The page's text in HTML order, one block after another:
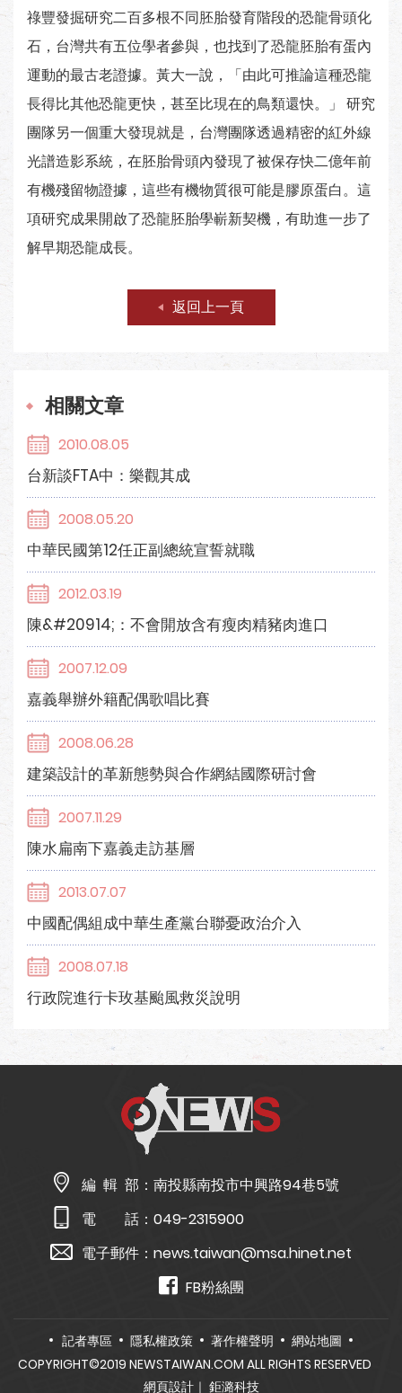
祿豐發掘研究二百多根不同胚胎發育階段的恐龍骨頭化
石，台灣共有五位學者參與，也找到了恐龍胚胎有蛋內
運動的最古老證據。黃大一說，「由此可推論這種恐龍
長得比其他恐龍更快，甚至比現在的鳥類還快。」 研究
團隊另一個重大發現就是，台灣團隊透過精密的紅外線
光譜造影系統，在胚胎骨頭內發現了被保存快二億年前
有機殘留物證據，這些有機物質很可能是膠原蛋白。這
項研究成果開啟了恐龍胚胎學嶄新契機，有助進一步了
解早期恐龍成長。
返回上一頁
相關文章
2010.08.05
台新談FTA中：樂觀其成
2008.05.20
中華民國第12任正副總統宣誓就職
2012.03.19
陳&#20914;：不會開放含有瘦肉精豬肉進口
2007.12.09
嘉義舉辦外籍配偶歌唱比賽
2008.06.28
建築設計的革新態勢與合作網結國際研討會
2007.11.29
陳水扁南下嘉義走訪基層
2013.07.07
中國配偶組成中華生產黨台聯憂政治介入
2008.07.18
行政院進行卡玫基颱風救災說明
編 輯 部： 南投縣南投市中興路94巷5號
電 話： 049-2315900
電子郵件： news.taiwan@msa.hinet.net
FB粉絲團
記者專區 隱私權政策 著作權聲明
網站地圖
COPYRIGHT©2019 NEWSTAIWAN.COM ALL RIGHTS RESERVED
網頁設計｜ 鉅潞科技